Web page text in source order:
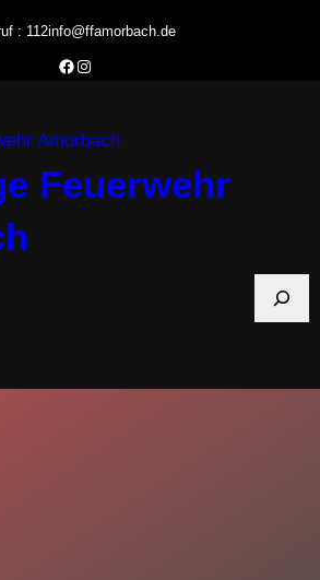
: 112info@ffamorbach.de
Facebook Feuerwehr Amorbach
Instagram Feuerwehr Amorbach
Feuerwehr
h